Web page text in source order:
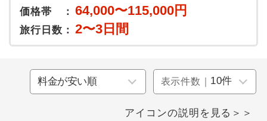
価格帯 ： 64,000〜115,000円
旅行日数： 2〜3日間
表示件数｜
アイコンの説明を見る＞＞